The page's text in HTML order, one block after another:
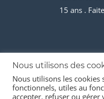
15 ans .
© 2026 Stock-it
Nous utilisons des
Nous utilisons les
fonctionnels, utiles au
accepter, refuser ou gérer